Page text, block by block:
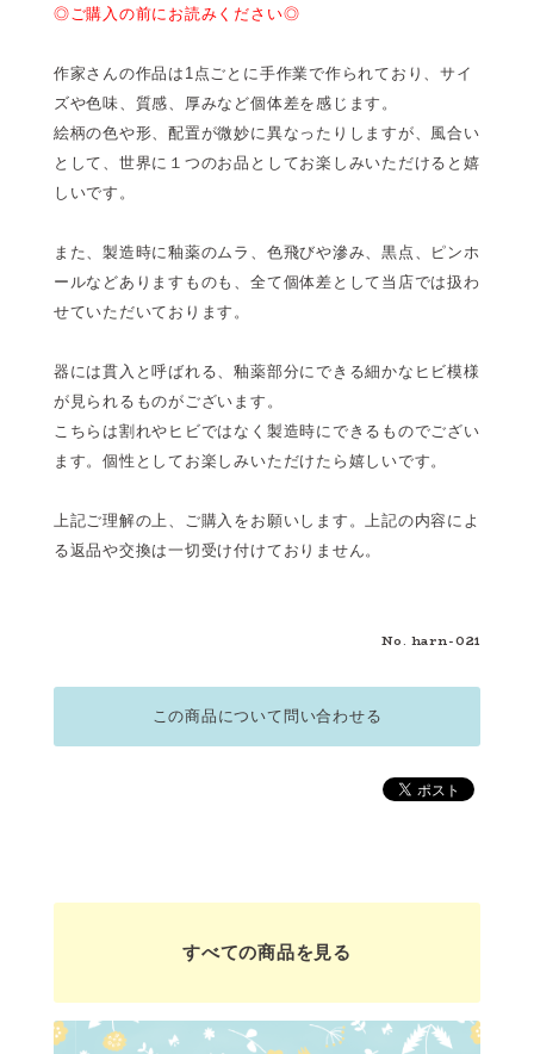
◎ご購入の前にお読みください◎
作家さんの作品は1点ごとに手作業で作られており、サイ
ズや色味、質感、厚みなど個体差を感じます。
絵柄の色や形、配置が微妙に異なったりしますが、風合い
として、世界に１つのお品としてお楽しみいただけると嬉
しいです。
また、製造時に釉薬のムラ、色飛びや滲み、黒点、ピンホ
ールなどありますものも、全て個体差として当店では扱わ
せていただいております。
器には貫入と呼ばれる、釉薬部分にできる細かなヒビ模様
が見られるものがございます。
こちらは割れやヒビではなく製造時にできるものでござい
ます。個性としてお楽しみいただけたら嬉しいです。
上記ご理解の上、ご購入をお願いします。上記の内容によ
る返品や交換は一切受け付けておりません。
No. harn-021
この商品について問い合わせる
すべての商品を見る